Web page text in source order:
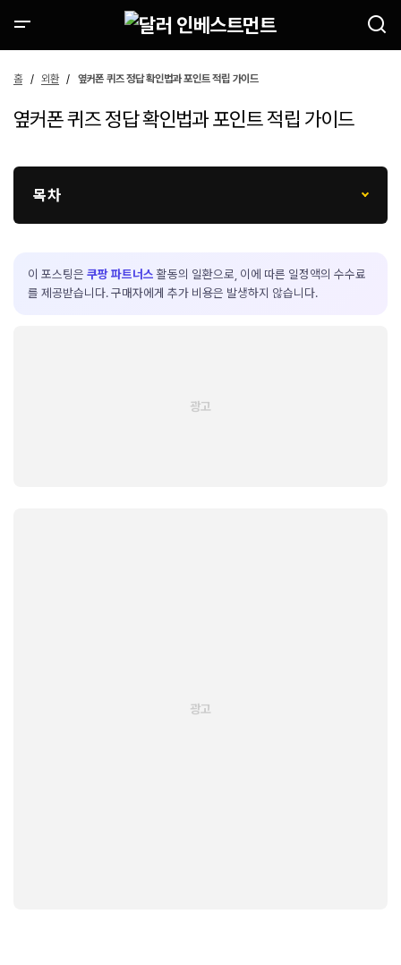
홈 외환 옆커폰 퀴즈 정답 확인법과 포인트 적립 가이드
옆커폰 퀴즈 정답 확인법과 포인트 적립 가이드
목차
이 포스팅은 쿠팡 파트너스 활동의 일환으로, 이에 따른 일정액의 수수료
를 제공받습니다. 구매자에게 추가 비용은 발생하지 않습니다.